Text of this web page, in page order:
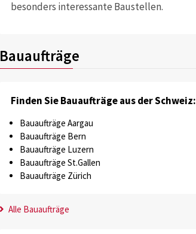
besonders interessante Baustellen.
Bauaufträge
Finden Sie Bauaufträge aus der Schweiz:
Bauaufträge Aargau
Bauaufträge Bern
Bauaufträge Luzern
Bauaufträge St.Gallen
Bauaufträge Zürich
Alle Bauaufträge